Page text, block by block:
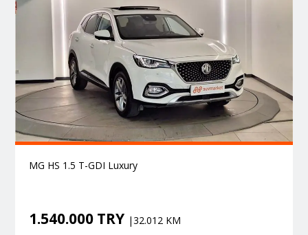
MG HS 1.5 T-GDI Luxury
1.540.000 TRY |32.012 KM